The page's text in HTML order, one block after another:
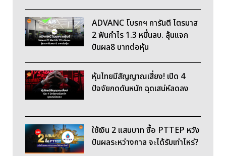
ADVANC โบรกฯ การันตี ไตรมาส
2 ฟันกำไร 1.3 หมื่นลบ. ลุ้นแจก
ปันผล8 บาทต่อหุ้น
หุ้นไทยมีสัญญาณเสี่ยง! เปิด 4
ปัจจัยกดดันหนัก ฉุดเสน่ห์ลดลง
ใช้เงิน 2 แสนบาท ซื้อ PTTEP หวัง
ปันผลระหว่างกาล จะได้รับเท่าไหร่?